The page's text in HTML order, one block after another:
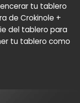
tu tablero
de Crokinole +
del tablero para
tu tablero como